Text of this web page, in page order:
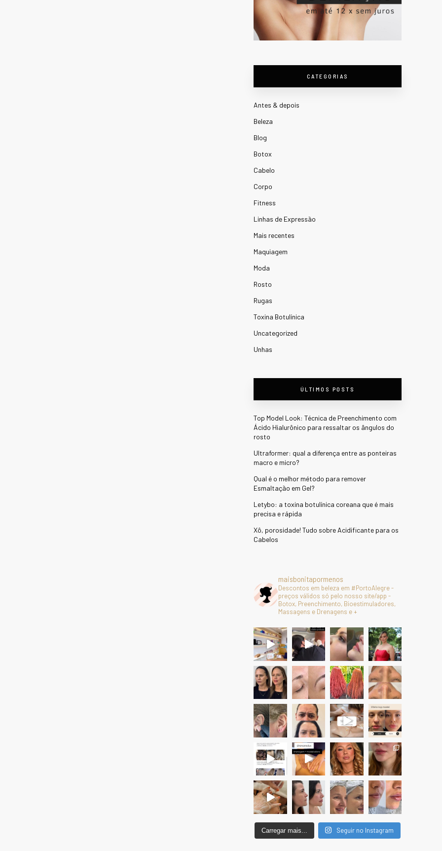
CATEGORIAS
Antes & depois
Beleza
Blog
Botox
Cabelo
Corpo
Fitness
Linhas de Expressão
Mais recentes
Maquiagem
Moda
Rosto
Rugas
Toxina Botulínica
Uncategorized
Unhas
ÚLTIMOS POSTS
Top Model Look: Técnica de Preenchimento com
Ácido Hialurônico para ressaltar os ângulos do
rosto
Ultraformer: qual a diferença entre as ponteiras
macro e micro?
Qual é o melhor método para remover
Esmaltação em Gel?
Letybo: a toxina botulínica coreana que é mais
precisa e rápida
Xô, porosidade! Tudo sobre Acidificante para os
Cabelos
maisbonitapormenos
Descontos em beleza em #PortoAlegre -
preços válidos só pelo nosso site/app -
Botox, Preenchimento, Bioestimuladores,
Massagens e Drenagens e +
Carregar mais... Seguir no Instagram